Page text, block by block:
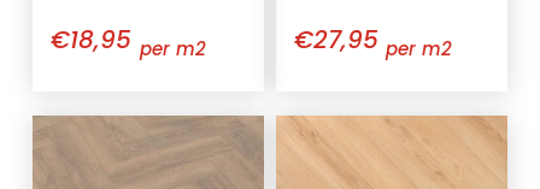
€18,95 per m2 €27,95 per m2